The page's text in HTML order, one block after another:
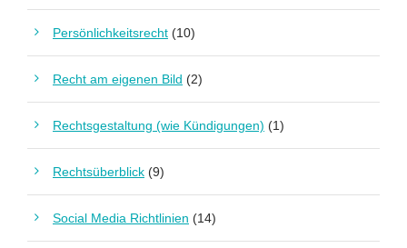
Persönlichkeitsrecht (10)
Recht am eigenen Bild (2)
Rechtsgestaltung (wie Kündigungen) (1)
Rechtsüberblick (9)
Social Media Richtlinien (14)